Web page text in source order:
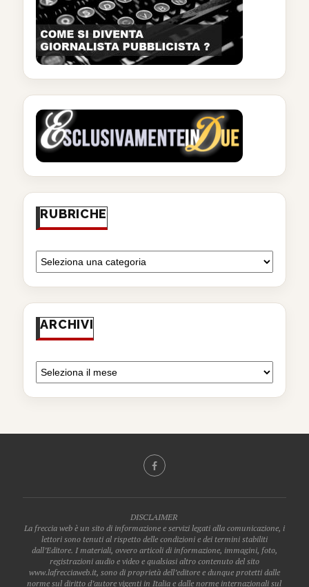
RUBRICHE
ARCHIVI
DISCLAIMER
La freccia web è un sito di informazione e servizi legati alla comunicazione, i
lettori sono tenuti al rispetto delle condizioni e dei termini stabiliti
dall’Editore. I materiali, ovvero articoli di informazione, immagini, foto,
registrazioni audio e video e qualsiasi altro contenuto del sito
www.lafrecciaweb.it, sono di proprietà dell’editore e dunque protetti dalle
norme sul diritto d’autore vigenti in Italia e dalle norme internazionali sul